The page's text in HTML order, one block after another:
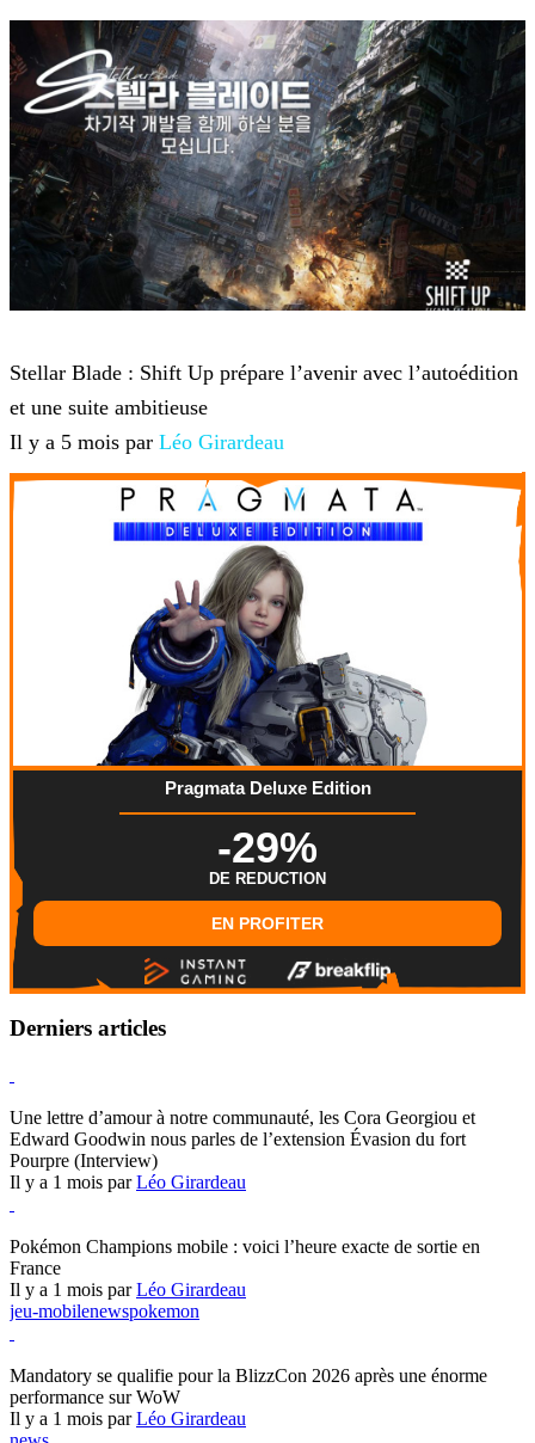
Stellar Blade : Shift Up prépare l’avenir avec l’autoédition
et une suite ambitieuse
Il y a 5 mois par Léo Girardeau
Pragmata Deluxe Edition
-29%
DE REDUCTION
EN PROFITER
Derniers articles
Une lettre d’amour à notre communauté, les Cora Georgiou et
Edward Goodwin nous parles de l’extension Évasion du fort
Pourpre (Interview)
Il y a 1 mois parLéo Girardeau
Pokémon Champions mobile : voici l’heure exacte de sortie en
France
Il y a 1 mois parLéo Girardeau
jeu-mobilenewspokemon
Mandatory se qualifie pour la BlizzCon 2026 après une énorme
performance sur WoW
Il y a 1 mois parLéo Girardeau